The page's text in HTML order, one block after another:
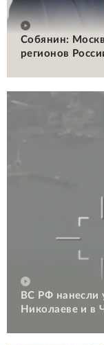
Собянин:
регионов
ВС РФ нанесли
Николаеве и в